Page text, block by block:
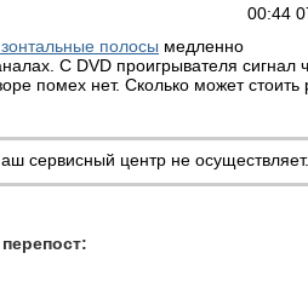
00:44
полосы медленно
С DVD проигрывателя сигнал
помех нет. Сколько может стоить
сервисный центр не осуществляет.